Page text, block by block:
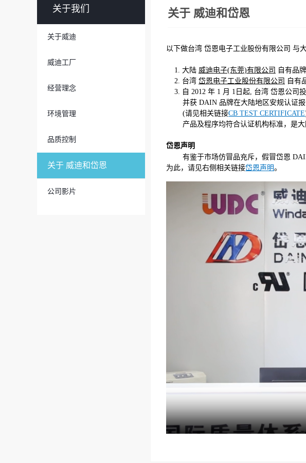
关于我们
关于威迪
威迪工厂
经营理念
环境管理
品质控制
关于 威迪和岱恩
公司影片
关于 威迪和岱恩
以下做台湾 岱恩电子工业股份有限公司 与
1. 大陆 威迪电子(东莞)有限公司
自有品
2. 台湾 岱恩电子工业股份有限公司
自有
3. 自 2012 年 1 月 1日起, 台湾 岱恩公司投
并获 DAIN 品牌在大陆地区安规认证报
(请见相关链接CB TEST CERTIFICATE
产品及程序均符合认证机构标准，是大
岱恩声明
有鉴于市场仿冒品充斥，假冒岱恩
为此，请见右侧相关链接岱恩声明。